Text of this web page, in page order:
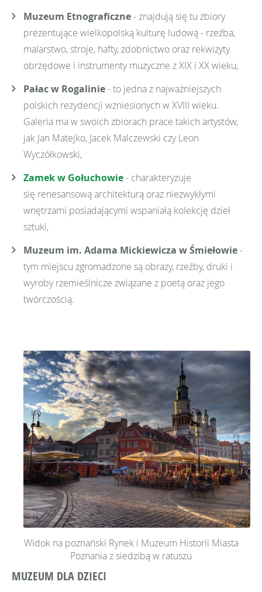
Muzeum Etnograficzne- znajdują się tu zbiory
prezentujące wielkopolską kulturę ludową - rzeźba,
malarstwo, stroje, hafty, zdobnictwo oraz rekwizyty
obrzędowe i instrumenty muzyczne z XIX i XX wieku,
Pałac w Rogalinie- to jedna z najważniejszych
polskich rezydencji wzniesionych w XVIII wieku.
Galeria ma w swoich zbiorach prace takich artystów,
jak Jan Matejko, Jacek Malczewski czy Leon
Wyczółkowski,
Zamek w Gołuchowie- charakteryzuje
się renesansową architekturą oraz niezwykłymi
wnętrzami posiadającymi wspaniałą kolekcję dzieł
sztuki,
Muzeum im. Adama Mickiewicza w Śmiełowie-
tym miejscu zgromadzone są obrazy, rzeźby, druki i
wyroby rzemieślnicze związane z poetą oraz jego
twórczością.
Widok na poznański Rynek i Muzeum Historii Miasta
Poznania z siedzibą w ratuszu
MUZEUM DLA DZIECI